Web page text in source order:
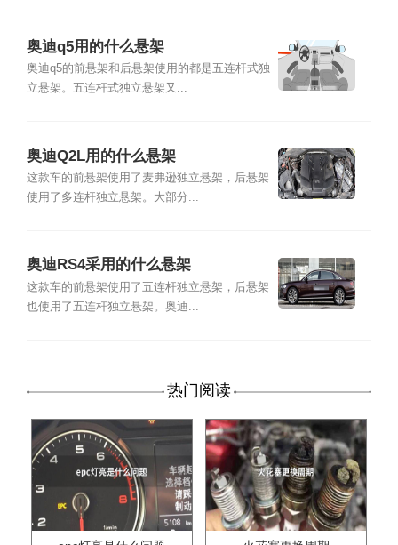
奥迪q5用的什么悬架
奥迪q5的前悬架和后悬架使用的都是五连杆式独
立悬架。五连杆式独立悬架又...
奥迪Q2L用的什么悬架
这款车的前悬架使用了麦弗逊独立悬架，后悬架
使用了多连杆独立悬架。大部分...
奥迪RS4采用的什么悬架
这款车的前悬架使用了五连杆独立悬架，后悬架
也使用了五连杆独立悬架。奥迪...
热门阅读